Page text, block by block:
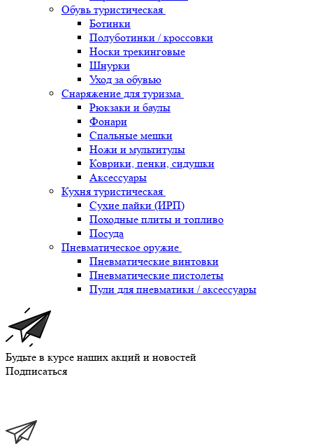
Обувь туристическая
Ботинки
Полуботинки / кроссовки
Носки трекинговые
Шнурки
Уход за обувью
Снаряжение для туризма
Рюкзаки и баулы
Фонари
Спальные мешки
Ножи и мультитулы
Коврики, пенки, сидушки
Аксессуары
Кухня туристическая
Сухие пайки (ИРП)
Походные плиты и топливо
Посуда
Пневматическое оружие
Пневматические винтовки
Пневматические пистолеты
Пули для пневматики / аксессуары
Будьте в курсе наших акций и новостей
Подписаться